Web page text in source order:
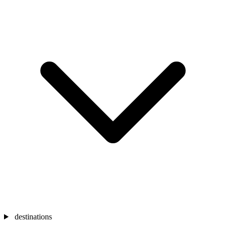
destinations